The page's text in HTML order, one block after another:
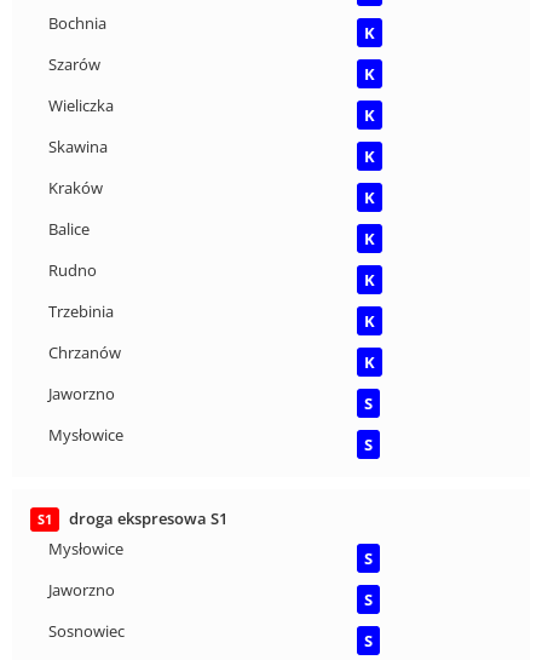
Bochnia
K
Szarów
K
Wieliczka
K
Skawina
K
Kraków
K
Balice
K
Rudno
K
Trzebinia
K
Chrzanów
K
Jaworzno
S
Mysłowice
S
S1
droga ekspresowa S1
Mysłowice
S
Jaworzno
S
Sosnowiec
S